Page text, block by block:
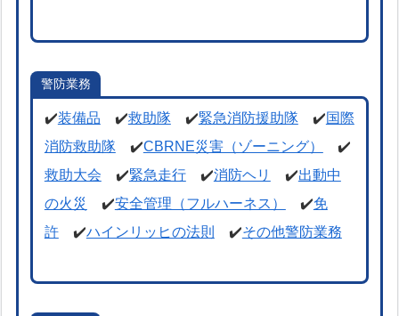
警防業務
✔️装備品 ✔️救助隊✔️緊急消防援助隊✔️国際
消防救助隊✔️CBRNE災害（ゾーニング）
✔️
救助大会 ✔️緊急走行✔️消防ヘリ ✔️出動中
の火災
✔️安全管理（フルハーネス） ✔️免
許✔️ハインリッヒの法則 ✔️その他警防業務